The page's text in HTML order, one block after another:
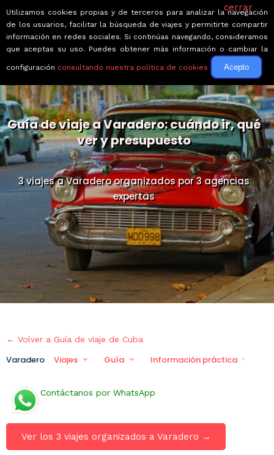
Guía de viaje a Varadero: cuándo ir, qué
ver y presupuesto
3 viajes a Varadero organizados por 3 agencias
expertas
← Volver a Guía de viaje de Cuba
Varadero Viajes Guía Información práctica
Contáctanos por WhatsApp
Ver los 3 viajes organizados a Varadero →
cerrar
Utilizamos cookies propias y de terceros para analizar la navegación
de los usuarios, facilitar la búsqueda de viajes y permitirte compartir
información en redes sociales. Si continúas navegando, consideramos
que aceptas su uso. Puedes obtener más información o cambiar la
configuración consultando nuestra política de cookies Acepto